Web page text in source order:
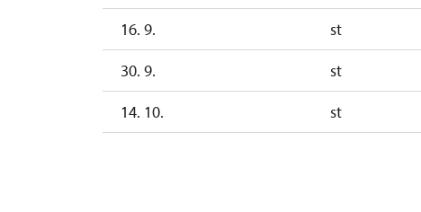
16. 9.
st
30. 9.
st
14. 10.
st